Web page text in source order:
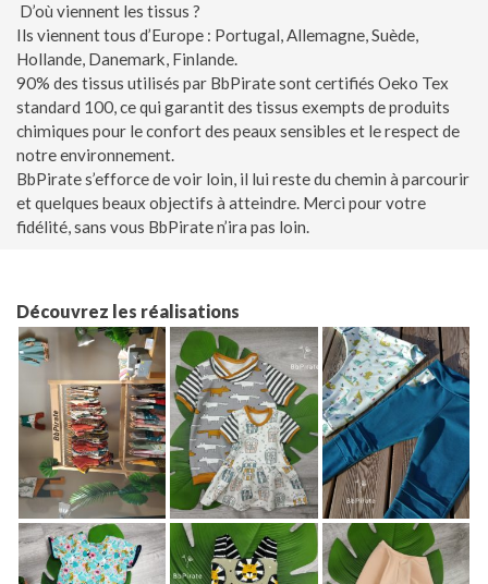
D’où viennent les tissus ?
Ils viennent tous d’Europe : Portugal, Allemagne, Suède,
Hollande, Danemark, Finlande.
90% des tissus utilisés par BbPirate sont certifiés Oeko Tex
standard 100, ce qui garantit des tissus exempts de produits
chimiques pour le confort des peaux sensibles et le respect de
notre environnement.
BbPirate s’efforce de voir loin, il lui reste du chemin à parcourir
et quelques beaux objectifs à atteindre. Merci pour votre
fidélité, sans vous BbPirate n’ira pas loin.
Découvrez les réalisations